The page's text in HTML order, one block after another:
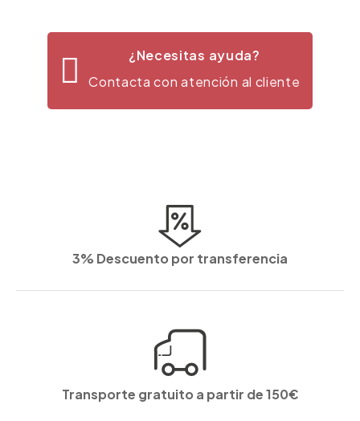
¿Necesitas ayuda?
Contacta con atención al cliente
3% Descuento por transferencia
Transporte gratuito a partir de 150€